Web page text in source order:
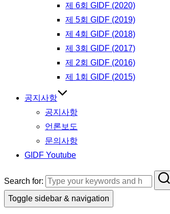
제 6회 GIDF (2020)
제 5회 GIDF (2019)
제 4회 GIDF (2018)
제 3회 GIDF (2017)
제 2회 GIDF (2016)
제 1회 GIDF (2015)
공지사항
공지사항
언론보도
문의사항
GIDF Youtube
Search for:
Toggle sidebar & navigation